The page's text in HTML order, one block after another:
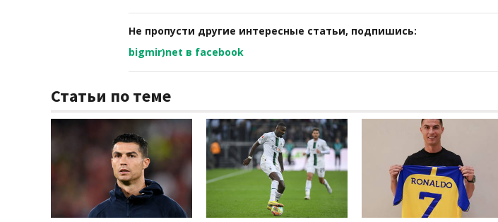
Не пропусти другие интересные статьи, подпишись:
bigmir)net в facebook
Статьи по теме